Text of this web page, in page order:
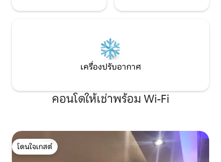
เครื่องปรับอากาศ
คอนโดให้เช่าพร้อม Wi-Fi
โดนใจเกสต์
โดนใจเกสต์